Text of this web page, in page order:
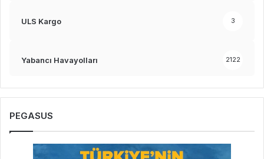
ULS Kargo 3
Yabancı Havayolları 2122
PEGASUS